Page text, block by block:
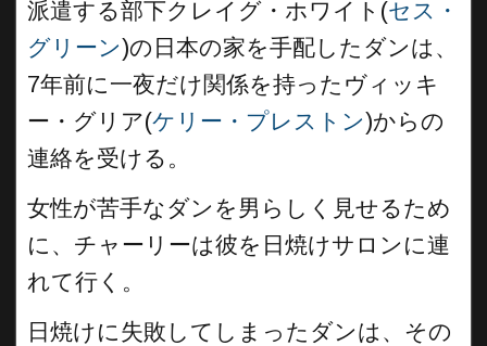
派遣する部下クレイグ・ホワイト(セス・
グリーン)の日本の家を手配したダンは、
7年前に一夜だけ関係を持ったヴィッキ
ー・グリア(ケリー・プレストン)からの
連絡を受ける。
女性が苦手なダンを男らしく見せるため
に、チャーリーは彼を日焼けサロンに連
れて行く。
日焼けに失敗してしまったダンは、その